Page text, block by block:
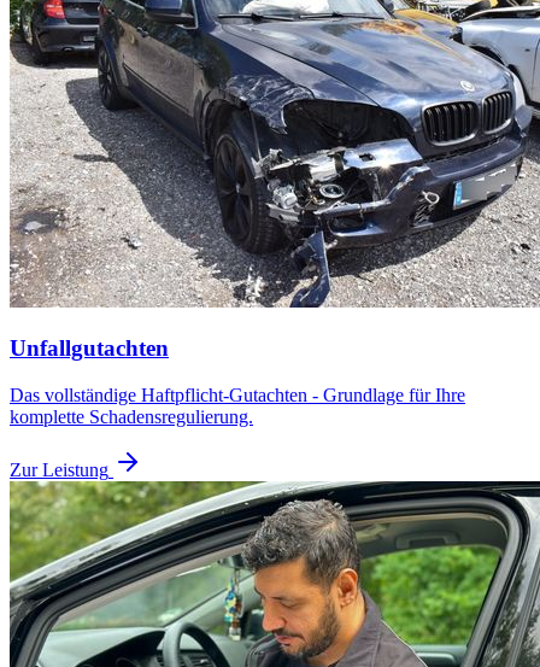
Unfallgutachten
Das vollständige Haftpflicht-Gutachten - Grundlage für Ihre
komplette Schadensregulierung.
Zur Leistung